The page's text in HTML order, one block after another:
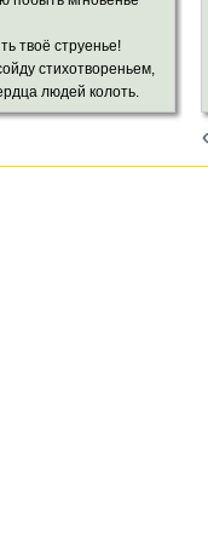
твоё струенье!
стихотвореньем,
людей колоть.